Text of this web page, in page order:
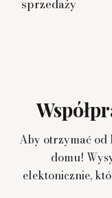
sprzedaży
Aby otrzymać od
domu!
elektonicznie,